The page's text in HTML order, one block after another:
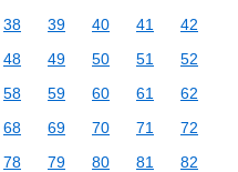
38 39 40 41
42
48 49 50 51
52
58 59 60 61
62
68 69 70 71
72
78 79 80 81
82